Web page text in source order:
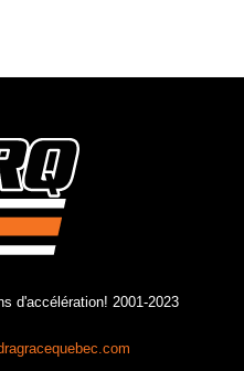
d'accélération! 2001-2023